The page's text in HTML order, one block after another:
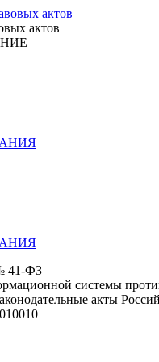
актов
41-ФЗ
системы
акты